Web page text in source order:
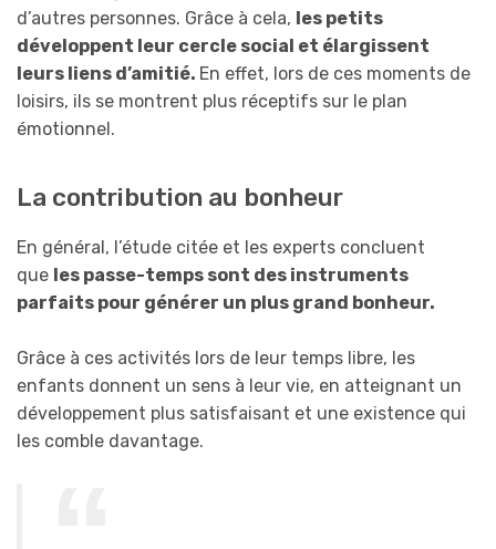
d’autres personnes. Grâce à cela, les petits
développent leur cercle social et élargissent
leurs liens d’amitié. En effet, lors de ces moments de
loisirs, ils se montrent plus réceptifs sur le plan
émotionnel.
La contribution au bonheur
En général, l’étude citée et les experts concluent
que les passe-temps sont des instruments
parfaits pour générer un plus grand bonheur.
Grâce à ces activités lors de leur temps libre, les
enfants donnent un sens à leur vie, en atteignant un
développement plus satisfaisant et une existence qui
les comble davantage.